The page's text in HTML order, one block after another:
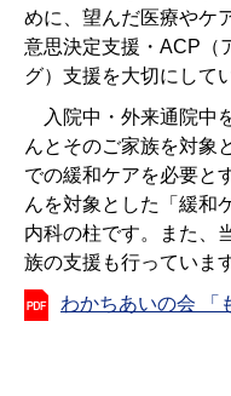
めに、望んだ医療やケ
意思決定支援・ ACP
グ）支援を大切にして
入院中・外来通院中
んとそのご家族を対象
での緩和ケアを必要と
んを対象とした「緩和
内科の柱です。また、
族の支援も行っています
わかちあいの会 「